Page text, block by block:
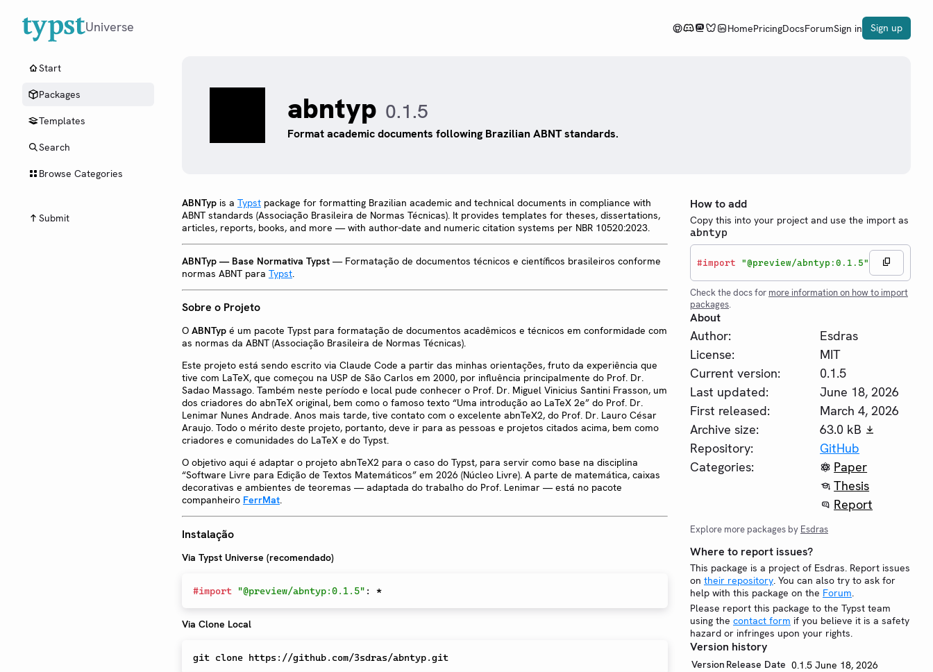
Universe HomePricingDocsForumSign in Sign up
Start
Packages
Templates
Search
Browse Categories
Submit
abntyp 0.1.5
Format academic documents following Brazilian ABNT standards.
ABNTyp is a Typst package for formatting Brazilian academic and technical documents in compliance with
ABNT standards (Associação Brasileira de Normas Técnicas). It provides templates for theses, dissertations,
articles, reports, books, and more — with author-date and numeric citation systems per NBR 10520:2023.
ABNTyp — Base Normativa Typst — Formatação de documentos técnicos e científicos brasileiros conforme
normas ABNT para Typst.
Sobre o Projeto
O ABNTyp é um pacote Typst para formatação de documentos acadêmicos e técnicos em conformidade com
as normas da ABNT (Associação Brasileira de Normas Técnicas).
Este projeto está sendo escrito via Claude Code a partir das minhas orientações, fruto da experiência que
tive com LaTeX, que começou na USP de São Carlos em 2000, por influência principalmente do Prof. Dr.
Sadao Massago. Também neste período e local pude conhecer o Prof. Dr. Miguel Vinicius Santini Frasson, um
dos criadores do abnTeX original, bem como o famoso texto “Uma introdução ao LaTeX 2e” do Prof. Dr.
Lenimar Nunes Andrade. Anos mais tarde, tive contato com o excelente abnTeX2, do Prof. Dr. Lauro César
Araujo. Todo o mérito deste projeto, portanto, deve ir para as pessoas e projetos citados acima, bem como
criadores e comunidades do LaTeX e do Typst.
O objetivo aqui é adaptar o projeto abnTeX2 para o caso do Typst, para servir como base na disciplina
“Software Livre para Edição de Textos Matemáticos” em 2026 (Núcleo Livre). A parte de matemática, caixas
decorativas e ambientes de teoremas — adaptada do trabalho do Prof. Lenimar — está no pacote
companheiro FerrMat.
Instalação
Via Typst Universe (recomendado)
#import "@preview/abntyp:0.1.5" : *
Via Clone Local
git clone
How to add
Copy this into your project and use the import as
abntyp
#import "@preview/abntyp:0.1.5"
Check the docs for more information on how to import
packages.
About
Author:
Esdras
License:
MIT
Current version:
0.1.5
Last updated:
June 18, 2026
First released:
March 4, 2026
Archive size:
63.0 kB
Repository:
GitHub
Categories:
Paper
Thesis
Report
Explore more packages by Esdras
Where to report issues?
This package is a project of Esdras. Report issues
on their repository. You can also try to ask for
help with this package on the Forum.
Please report this package to the Typst team
using the contact form if you believe it is a safety
hazard or infringes upon your rights.
Version history
Version Release Date 0.1.5 June 18, 2026